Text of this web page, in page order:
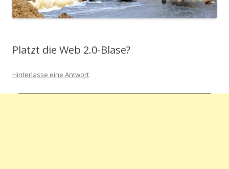
Platzt die Web 2.0-Blase?
Hinterlasse eine Antwort